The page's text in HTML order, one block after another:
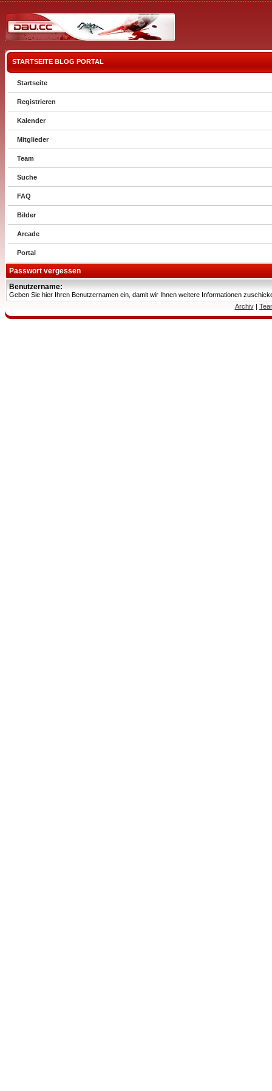
STARTSEITE BLOG PORTAL
Startseite
Registrieren
Kalender
Mitglieder
Team
Suche
FAQ
Bilder
Arcade
Portal
Passwort vergessen
Benutzername:
Geben Sie hier Ihren Benutzernamen ein, damit wir Ihnen weitere Informationen
Archiv|